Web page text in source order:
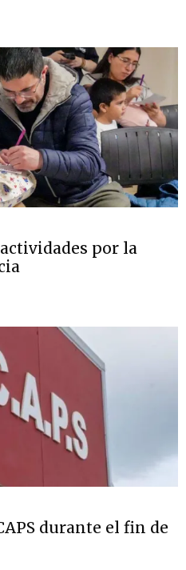
por la
durante el fin de